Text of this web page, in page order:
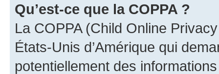
Qu’est-ce que la COPPA ?
La COPPA (Child Online
États-Unis d’Amérique qui
potentiellement des